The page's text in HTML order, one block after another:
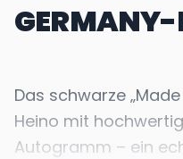
GERMANY-
Das schwarze
Heino mit
Autogramm – ein